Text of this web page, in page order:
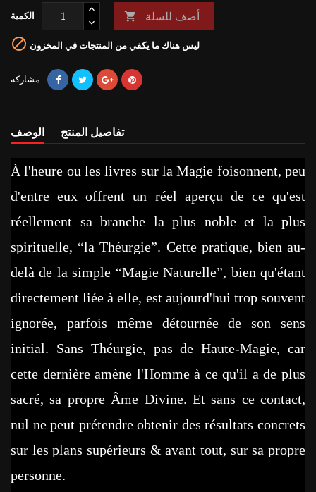
الكمية  أضف للسلة
 ليس هناك ما يكفي من المنتجات في المخزون
مشاركة
الوصف تفاصيل المنتج
À l'heure ou les livres sur la Magie foisonnent, peu
d'entre eux offrent un réel aperçu de ce qu'est
réellement sa branche la plus noble et la plus
spirituelle, “la Théurgie”. Cette pratique, bien au-
delà de la simple “Magie Naturelle”, bien qu'étant
directement liée à elle, est aujourd'hui trop souvent
ignorée, parfois même détournée de son sens
initial. Sans Théurgie, pas de Haute-Magie, car
cette dernière amène l'Homme à ce qu'il a de plus
sacré, sa propre Âme Divine. Et sans ce contact,
nul ne peut prétendre obtenir des résultats concrets
sur les plans supérieurs & avant tout, sur sa propre
personne.